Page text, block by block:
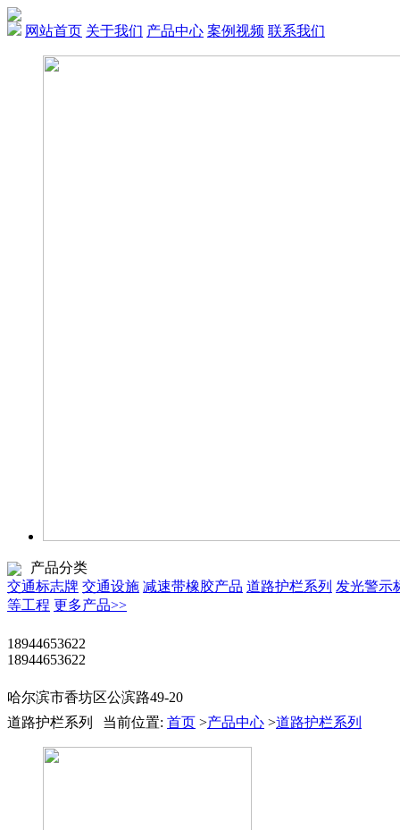
网站首页 关于我们 产品中心 案例视频 联系我们
产品分类
交通标志牌 交通设施 减速带橡胶产品 道路护栏系列 发光警示
等工程 更多产品>>
18944653622
18944653622
哈尔滨市香坊区公滨路49-20
道路护栏系列
当前位置: 首页 >产品中心 >道路护栏系列